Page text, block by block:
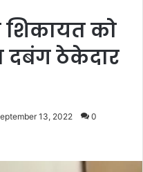
शिकायत को
दबंग ठेकेदार
13, 2022 0